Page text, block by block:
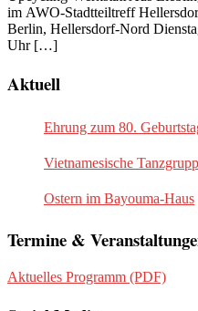
im AWO-Stadtteiltreff
Berlin, Hellersdorf-Nord
Uhr […]
Aktuell
Ehrung zum 80.
Vietnamesische
Ostern im Bayouma-Haus
Termine &
Aktuelles Programm (PDF)